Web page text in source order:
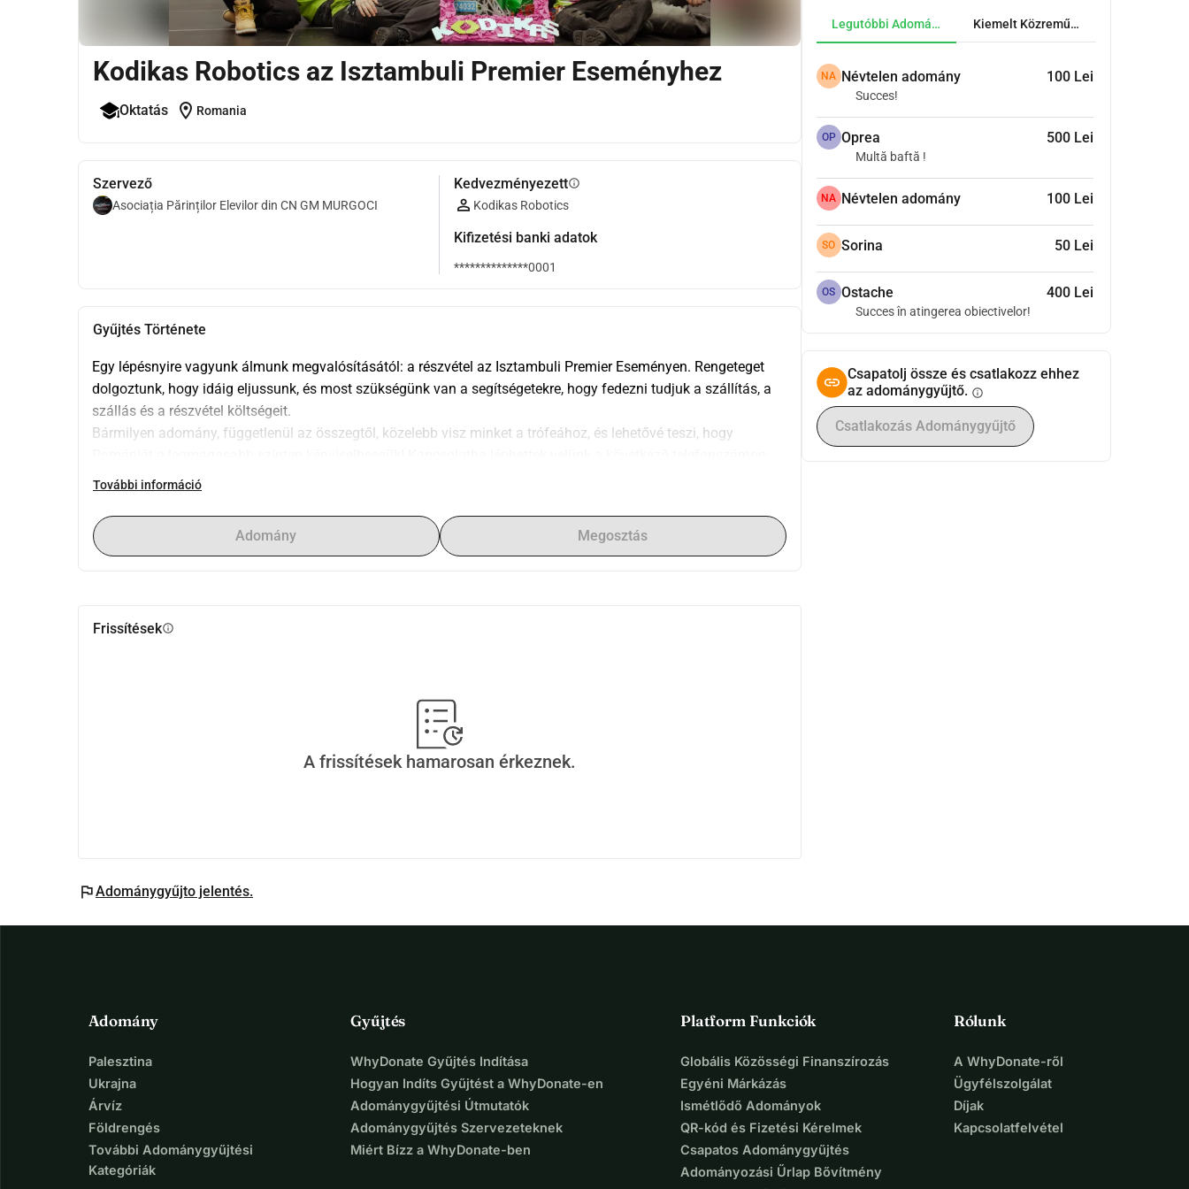
Kodikas Robotics az Isztambuli Premier Eseményhez
Oktatás location_on Romania
Szervező
Asociația Părinților Elevilor din CN GM MURGOCI
Kedvezményezettinfo
Kodikas Robotics
Kifizetési banki adatok
**************0001
Gyűjtés Története
Egy lépésnyire vagyunk álmunk megvalósításától: a részvétel az Isztambuli Premier Eseményen. Rengeteget
dolgoztunk, hogy idáig eljussunk, és most szükségünk van a segítségetekre, hogy fedezni tudjuk a szállítás, a
szállás és a részvétel költségeit.
Bármilyen adomány, függetlenül az összegtől, közelebb visz minket a trófeához, és lehetővé teszi, hogy
0720455711 bármilyen információért.
További információ
Adomány Megosztás
Frissítésekinfo
A frissítések hamarosan érkeznek.
flagAdománygyűjto jelentés.
Legutóbbi Adományok Kiemelt Közreműködők
NA Névtelen adomány 100 Lei
Succes!
OP Oprea 500 Lei
Multă baftă !
NA Névtelen adomány 100 Lei
SO Sorina 50 Lei
OS Ostache 400 Lei
Succes în atingerea obiectivelor!
Csapatolj össze és csatlakozz ehhez
az adománygyűjtő. info
Csatlakozás Adománygyűjtő
Adomány
Palesztina
Ukrajna
Árvíz
Földrengés
További Adománygyűjtési
Kategóriák
Gyűjtés
WhyDonate Gyűjtés Indítása
Hogyan Indíts Gyűjtést a WhyDonate-en
Adománygyűjtési Útmutatók
Adománygyűjtés Szervezeteknek
Miért Bízz a WhyDonate-ben
Platform Funkciók
Globális Közösségi Finanszírozás
Egyéni Márkázás
Ismétlődő Adományok
QR-kód és Fizetési Kérelmek
Csapatos Adománygyűjtés
Adományozási Űrlap Bővítmény
Rólunk
A WhyDonate-ről
Ügyfélszolgálat
Díjak
Kapcsolatfelvétel